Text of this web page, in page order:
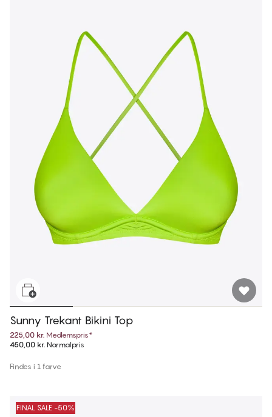
Sunny Trekant Bikini Top
225,00 kr. Medlemspris*
450,00 kr. Normalpris
Findes i 1 farve
FINAL SALE -50%